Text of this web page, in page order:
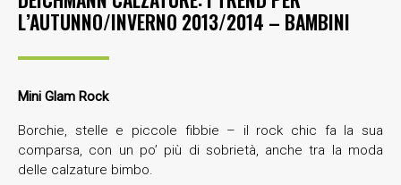
L’AUTUNNO/INVERNO 2013/2014 – BAMBINI
Mini Glam Rock
Borchie, stelle e piccole fibbie – il rock chic fa la sua
comparsa, con un po’ più di sobrietà, anche tra la moda
delle calzature bimbo.